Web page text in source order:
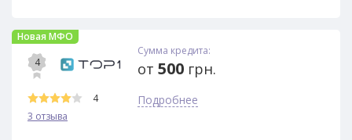
Новая МФО
4
4
3 отзыва
Сумма кредита:
от 500 грн.
Подробнее